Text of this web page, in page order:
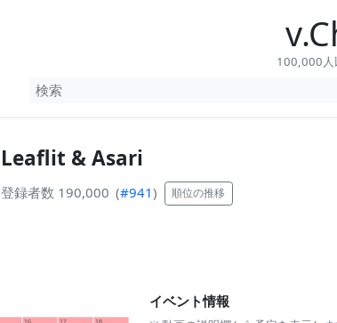
100,000人
Leaflit & Asari
登録者数 190,000 (#941) 順位の推移
イベント情報